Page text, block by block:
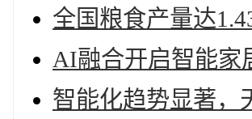
全国粮食产量达
AI融合开启智能家
智能化趋势显著，